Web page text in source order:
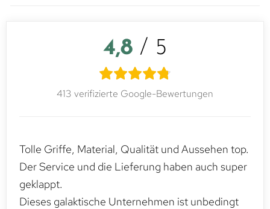
4,8 / 5
413 verifizierte Google-Bewertungen
Tolle Griffe, Material, Qualität und Aussehen top.
Der Service und die Lieferung haben auch super
geklappt.
Dieses galaktische Unternehmen ist unbedingt